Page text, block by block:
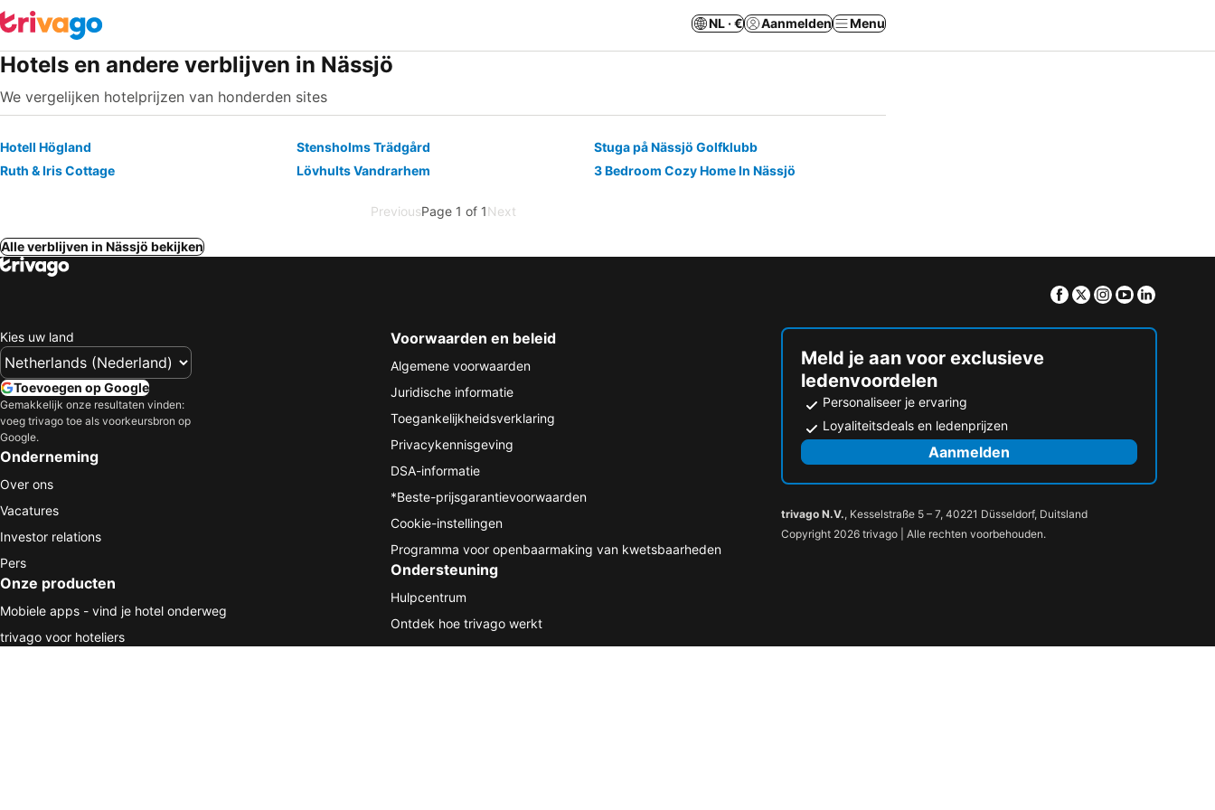
NL · € Aanmelden Menu
Hotels en andere verblijven in Nässjö
We vergelijken hotelprijzen van honderden sites
Hotell Högland Stensholms Trädgård
Stuga på Nässjö Golfklubb
Ruth & Iris Cottage
Lövhults Vandrarhem 3 Bedroom Cozy Home In Nässjö
PreviousPage 1 of 1Next
Alle verblijven in Nässjö bekijken
Facebook
TwitterInstagram
Youtube
Kies uw land
Toevoegen op Google
Gemakkelijk onze resultaten vinden:
voeg trivago toe als voorkeursbron op
Google.
Onderneming
Over ons
Vacatures
Investor relations
Pers
Onze producten
Mobiele apps - vind je hotel onderweg
trivago voor hoteliers
Voorwaarden en beleid
Algemene voorwaarden
Juridische informatie
Toegankelijkheidsverklaring
Privacykennisgeving
DSA-informatie
*Beste-prijsgarantievoorwaarden
Cookie-instellingen
Programma voor openbaarmaking van kwetsbaarheden
Ondersteuning
Hulpcentrum
Ontdek hoe trivago werkt
Meld je aan voor exclusieve
ledenvoordelen
Personaliseer je ervaring
Loyaliteitsdeals en ledenprijzen
Aanmelden
trivago N.V., Kesselstraße 5 – 7, 40221 Düsseldorf, Duitsland
Copyright 2026 trivago | Alle rechten voorbehouden.